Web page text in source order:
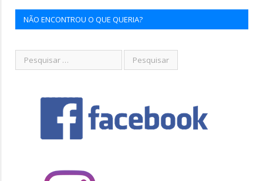
NÃO ENCONTROU O QUE QUERIA?